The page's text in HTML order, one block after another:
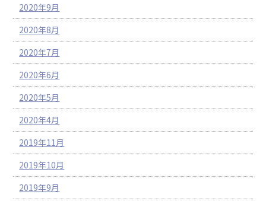
2020年9月
2020年8月
2020年7月
2020年6月
2020年5月
2020年4月
2019年11月
2019年10月
2019年9月